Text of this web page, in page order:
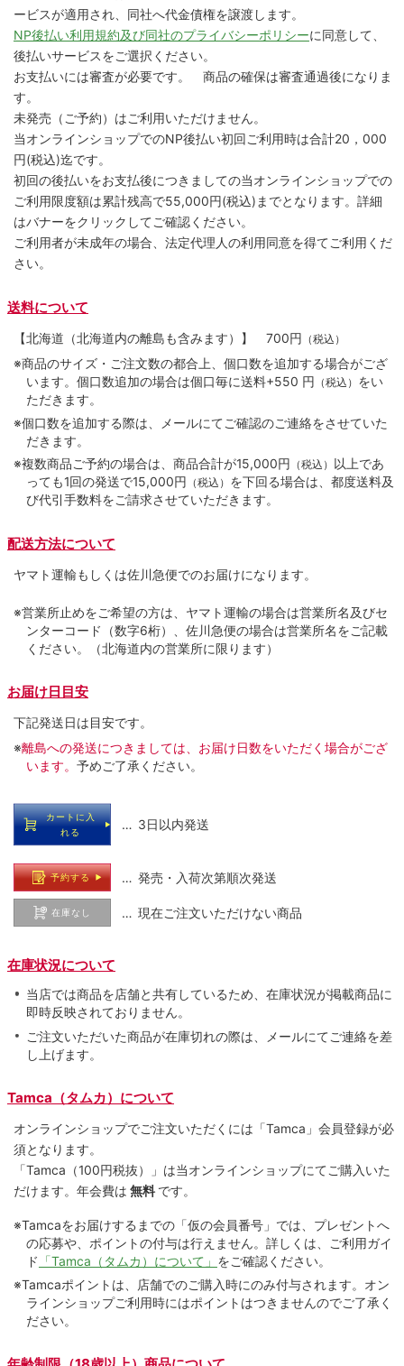
ービスが適用され、同社へ代金債権を譲渡します。
NP後払い利用規約及び同社のプライバシーポリシーに同意して、
後払いサービスをご選択ください。
お支払いには審査が必要です。 商品の確保は審査通過後になりま
す。
未発売（ご予約）はご利用いただけません。
当オンラインショップでのNP後払い初回ご利用時は合計20，000
円(税込)迄です。
初回の後払いをお支払後につきましての当オンラインショップでの
ご利用限度額は累計残高で55,000円(税込)までとなります。詳細
はバナーをクリックしてご確認ください。
ご利用者が未成年の場合、法定代理人の利用同意を得てご利用くだ
さい。
送料について
【北海道（北海道内の離島も含みます）】 700円 （税込）
※商品のサイズ・ご注文数の都合上、個口数を追加する場合がござ
います。個口数追加の場合は個口毎に送料+550 円 （税込） をい
ただきます。
※個口数を追加する際は、メールにてご確認のご連絡をさせていた
だきます。
※複数商品ご予約の場合は、商品合計が15,000円 （税込） 以上であ
っても1回の発送で15,000円 （税込） を下回る場合は、都度送料及
び代引手数料をご請求させていただきます。
配送方法について
ヤマト運輸もしくは佐川急便でのお届けになります。
※営業所止めをご希望の方は、ヤマト運輸の場合は営業所名及びセ
ンターコード（数字6桁）、佐川急便の場合は営業所名をご記載
ください。（北海道内の営業所に限ります）
お届け日目安
下記発送日は目安です。
※離島への発送につきましては、お届け日数をいただく場合がござ
います。 予めご了承ください。
カートに入
れる
… 3日以内発送
予約する … 発売・入荷次第順次発送
在庫なし … 現在ご注文いただけない商品
在庫状況について
当店では商品を店舗と共有しているため、在庫状況が掲載商品に
即時反映されておりません。
ご注文いただいた商品が在庫切れの際は、メールにてご連絡を差
し上げます。
Tamca（タムカ）について
オンラインショップでご注⽂いただくには「Tamca」会員登録が必
須となります。
「Tamca （100円税抜）
」は当オンラインショップにてご購⼊いた
だけます。 年会費は 無料 です。
※Tamcaをお届けするまでの「仮の会員番号」では、プレゼントへ
の応募や、ポイントの付与は⾏えません。詳しくは、ご利⽤ガイ
ド 「Tamca（タムカ）について」 をご確認ください。
※Tamcaポイントは、店舗でのご購⼊時にのみ付与されます。オン
ラインショップご利用時にはポイントはつきませんのでご了承く
ださい。